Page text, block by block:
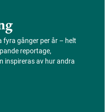
fyra gånger per år – helt
reportage,
inspireras av hur andra